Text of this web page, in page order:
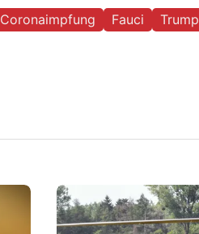
Coronaimpfung Fauci Trump